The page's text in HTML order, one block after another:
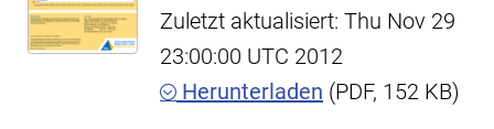
Zuletzt aktualisiert: Thu Nov 29
23:00:00 UTC 2012
Herunterladen (PDF, 152 KB)